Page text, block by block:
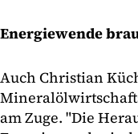
Energiewende
Auch Christian
am Zuge. "Die